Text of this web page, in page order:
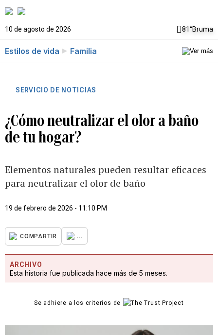
10 de agosto de 2026 81°Bruma
Estilos de vida Familia
SERVICIO DE NOTICIAS
¿Cómo neutralizar el olor a baño
de tu hogar?
Elementos naturales pueden resultar eficaces
para neutralizar el olor de baño
19 de febrero de 2026 - 11:10 PM
COMPARTIR ...
ARCHIVO
Esta historia fue publicada hace más de 5 meses.
Se adhiere a los criterios de